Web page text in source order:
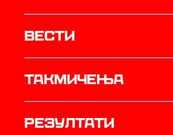
Вести
Такмичења
резултати